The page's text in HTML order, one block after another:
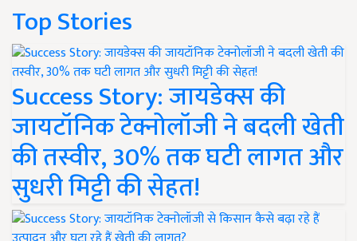
Top Stories
Success Story: जायडेक्स की
जायटॉनिक टेक्नोलॉजी ने बदली खेती
की तस्वीर, 30% तक घटी लागत और
सुधरी मिट्टी की सेहत!